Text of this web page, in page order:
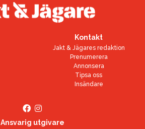
Kontakt
Jakt & Jägares redaktion
Prenumerera
Annonsera
Tipsa oss
Insändare
Ansvarig utgivare